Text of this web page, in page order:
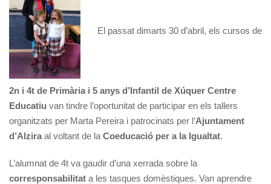
El passat dimarts 30 d’abril, els cursos de
2n i 4t de Primària i 5 anys d’Infantil de Xúquer Centre
Educatiu van tindre l’oportunitat de participar en els tallers
organitzats per Marta Pereira i patrocinats per l’Ajuntament
d’Alzira al voltant de la Coeducació per a la Igualtat.
L’alumnat de 4t va gaudir d’una xerrada sobre la
corresponsabilitat a les tasques domèstiques. Van aprendre